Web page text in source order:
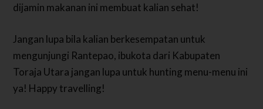
dijamin makanan ini membuat kalian sehat!
Jangan lupa bila kalian berkesempatan untuk
mengunjungi Rantepao, ibukota dari Kabupaten
Toraja Utara jangan lupa untuk hunting menu-menu ini
ya! Happy travelling!